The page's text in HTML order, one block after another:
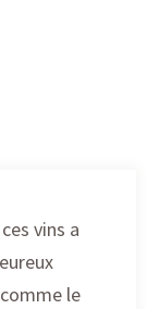
vins a
le